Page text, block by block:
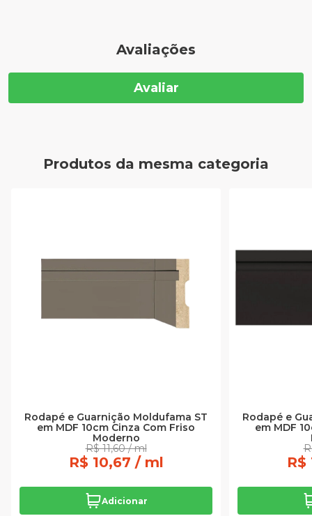
Avaliações
Avaliar
Produtos da mesma categoria
Rodapé e Guarnição Moldufama ST
em MDF 10cm Cinza Com Friso
Moderno
R$ 11,60 / ml
R$ 10,67 / ml
Adicionar
Rodapé e
em MDF
R$